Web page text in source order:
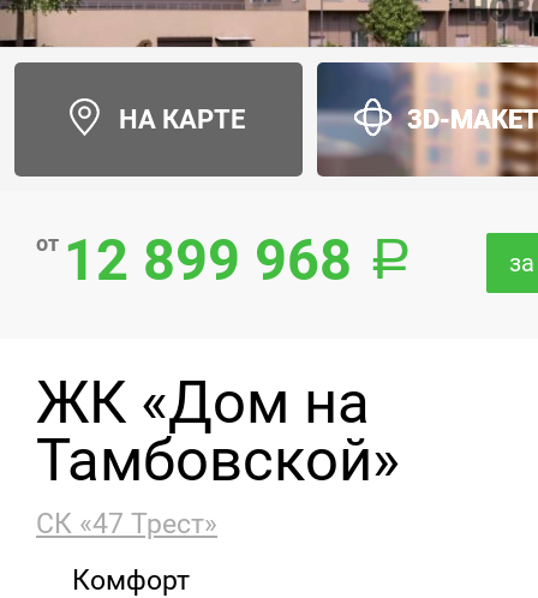
НА КАРТЕ 3D-
от 12 899 968
ЖК «Дом на
Тамбовской»
СК «47 Трест»
Комфорт